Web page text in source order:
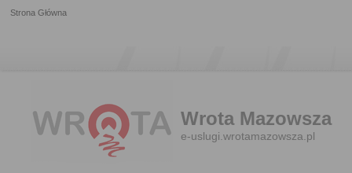
Strona Główna
Wrota Mazowsza
e-uslugi.wrotamazowsza.pl